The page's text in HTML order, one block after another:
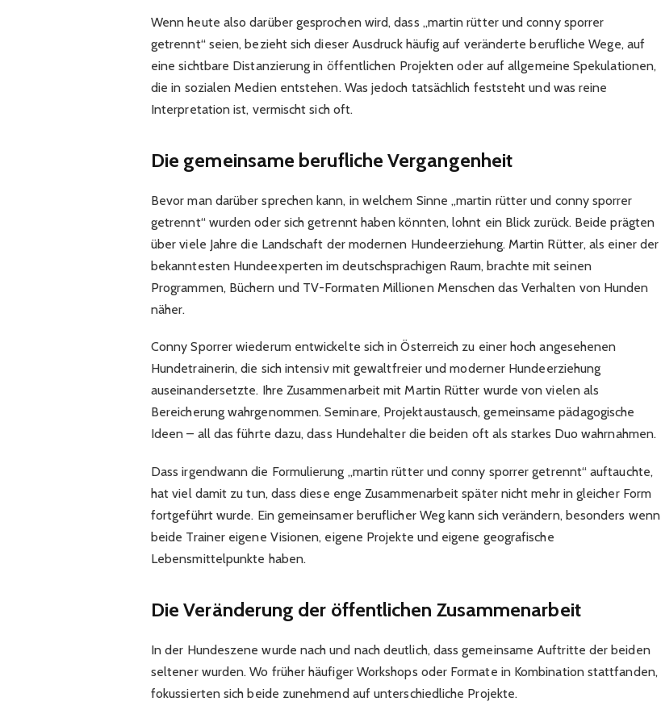
Wenn heute also darüber gesprochen wird, dass „martin rütter und conny sporrer
getrennt“ seien, bezieht sich dieser Ausdruck häufig auf veränderte berufliche Wege, auf
eine sichtbare Distanzierung in öffentlichen Projekten oder auf allgemeine Spekulationen,
die in sozialen Medien entstehen. Was jedoch tatsächlich feststeht und was reine
Interpretation ist, vermischt sich oft.
Die gemeinsame berufliche Vergangenheit
Bevor man darüber sprechen kann, in welchem Sinne „martin rütter und conny sporrer
getrennt“ wurden oder sich getrennt haben könnten, lohnt ein Blick zurück. Beide prägten
über viele Jahre die Landschaft der modernen Hundeerziehung. Martin Rütter, als einer der
bekanntesten Hundeexperten im deutschsprachigen Raum, brachte mit seinen
Programmen, Büchern und TV-Formaten Millionen Menschen das Verhalten von Hunden
näher.
Conny Sporrer wiederum entwickelte sich in Österreich zu einer hoch angesehenen
Hundetrainerin, die sich intensiv mit gewaltfreier und moderner Hundeerziehung
auseinandersetzte. Ihre Zusammenarbeit mit Martin Rütter wurde von vielen als
Bereicherung wahrgenommen. Seminare, Projektaustausch, gemeinsame pädagogische
Ideen – all das führte dazu, dass Hundehalter die beiden oft als starkes Duo wahrnahmen.
Dass irgendwann die Formulierung „martin rütter und conny sporrer getrennt“ auftauchte,
hat viel damit zu tun, dass diese enge Zusammenarbeit später nicht mehr in gleicher Form
fortgeführt wurde. Ein gemeinsamer beruflicher Weg kann sich verändern, besonders wenn
beide Trainer eigene Visionen, eigene Projekte und eigene geografische
Lebensmittelpunkte haben.
Die Veränderung der öffentlichen Zusammenarbeit
In der Hundeszene wurde nach und nach deutlich, dass gemeinsame Auftritte der beiden
seltener wurden. Wo früher häufiger Workshops oder Formate in Kombination stattfanden,
fokussierten sich beide zunehmend auf unterschiedliche Projekte.